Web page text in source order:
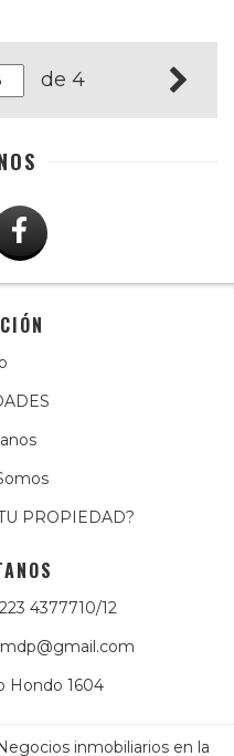
de 4
PROPIEDAD?
4377710/12
Hondo 1604
inmobiliarios en la